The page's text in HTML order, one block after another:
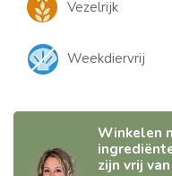
Vezelrijk
Weekdiervrij
Winkelen
zijn vrij